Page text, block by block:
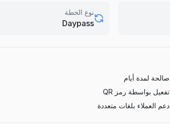
نوع الخطة
Daypass
صالحة لمدة أيام
تفعيل بواسطة رمز QR
دعم العملاء بلغات متعددة